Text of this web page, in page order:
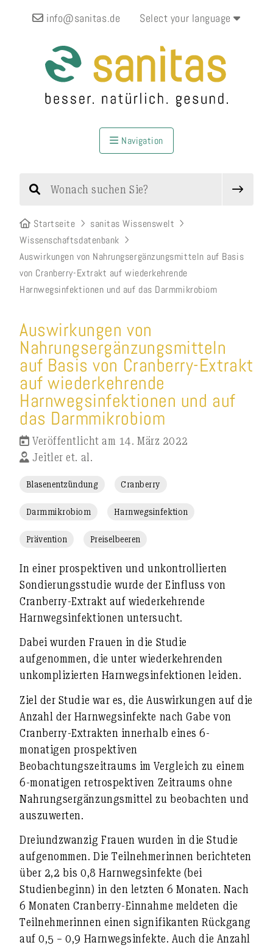
info@sanitas.de Select your language
Navigation
Startseite
sanitas Wissenswelt
Wissenschaftsdatenbank
Auswirkungen von Nahrungsergänzungsmitteln auf Basis
von Cranberry-Extrakt auf wiederkehrende
Harnwegsinfektionen und auf das Darmmikrobiom
Auswirkungen von
Nahrungsergänzungsmitteln
auf Basis von Cranberry-Extrakt
auf wiederkehrende
Harnwegsinfektionen und auf
das Darmmikrobiom
Veröffentlicht am 14. März 2022
Jeitler et. al.
Blasenentzündung Cranberry
Darmmikrobiom Harnwegsinfektion
Prävention Preiselbeeren
In einer prospektiven und unkontrollierten
Sondierungsstudie wurde der Einfluss von
Cranberry-Extrakt auf wiederkehrende
Harnwegsinfektionen untersucht.
Dabei wurden Frauen in die Studie
aufgenommen, die unter wiederkehrenden
unkomplizierten Harnwegsinfektionen leiden.
Ziel der Studie war es, die Auswirkungen auf die
Anzahl der Harnwegsinfekte nach Gabe von
Cranberry-Extrakten innerhalb eines 6-
monatigen prospektiven
Beobachtungszeitraums im Vergleich zu einem
6-monatigen retrospektiven Zeitraums ohne
Nahrungsergänzungsmittel zu beobachten und
auszuwerten.
Dreiundzwanzig Frauen wurden in die Studie
aufgenommen. Die Teilnehmerinnen berichteten
über 2,2 bis 0,8 Harnwegsinfekte (bei
Studienbeginn) in den letzten 6 Monaten. Nach
6 Monaten Cranberry-Einnahme meldeten die
Teilnehmerinnen einen signifikanten Rückgang
auf 0,5 – 0,9 Harnwegsinfekte. Auch die Anzahl